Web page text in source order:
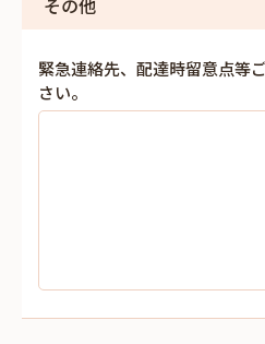
その他
緊急連絡先、配達時留意点等
さい。